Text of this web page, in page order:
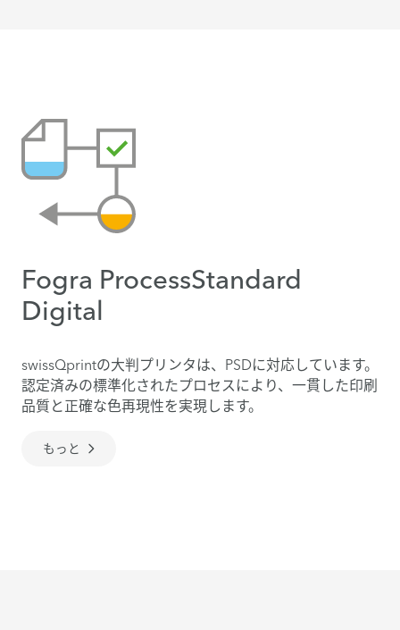
Fogra ProcessStandard
Digital
swissQprintの大判プリンタは、PSDに対応しています。
認定済みの標準化されたプロセスにより、一貫した印刷
品質と正確な色再現性を実現します。
もっと